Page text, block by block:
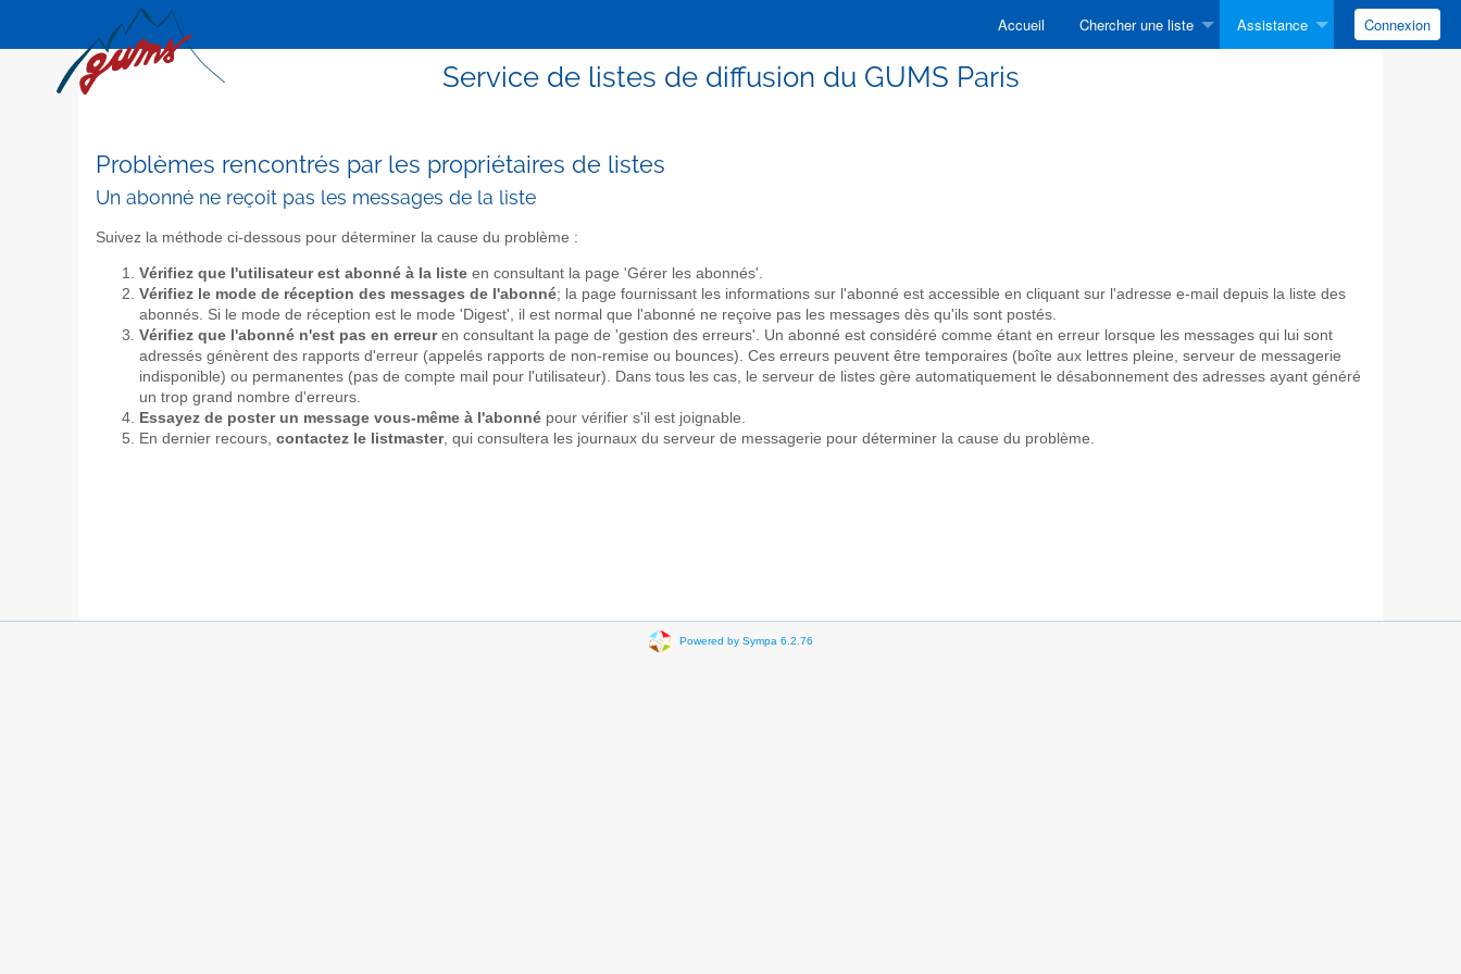
Accueil Chercher une liste Assistance Connexion
Service de listes de diffusion du GUMS Paris
Problèmes rencontrés par les propriétaires de listes
Un abonné ne reçoit pas les messages de la liste
Suivez la méthode ci-dessous pour déterminer la cause du problème :
Vérifiez que l'utilisateur est abonné à la liste en consultant la page 'Gérer les abonnés'.
Vérifiez le mode de réception des messages de l'abonné; la page fournissant les informations sur l'abonné est accessible en cliquant sur l'adresse e-mail depuis la liste des
abonnés. Si le mode de réception est le mode 'Digest', il est normal que l'abonné ne reçoive pas les messages dès qu'ils sont postés.
Vérifiez que l'abonné n'est pas en erreuren consultant la page de 'gestion des erreurs'. Un abonné est considéré comme étant en erreur lorsque les messages qui lui sont
adressés génèrent des rapports d'erreur (appelés rapports de non-remise ou bounces). Ces erreurs peuvent être temporaires (boîte aux lettres pleine, serveur de messagerie
indisponible) ou permanentes (pas de compte mail pour l'utilisateur). Dans tous les cas, le serveur de listes gère automatiquement le désabonnement des adresses ayant généré
un trop grand nombre d'erreurs.
Essayez de poster un message vous-même à l'abonné pour vérifier s'il est joignable.
En dernier recours, contactez le listmaster, qui consultera les journaux du serveur de messagerie pour déterminer la cause du problème.
Powered by Sympa 6.2.76